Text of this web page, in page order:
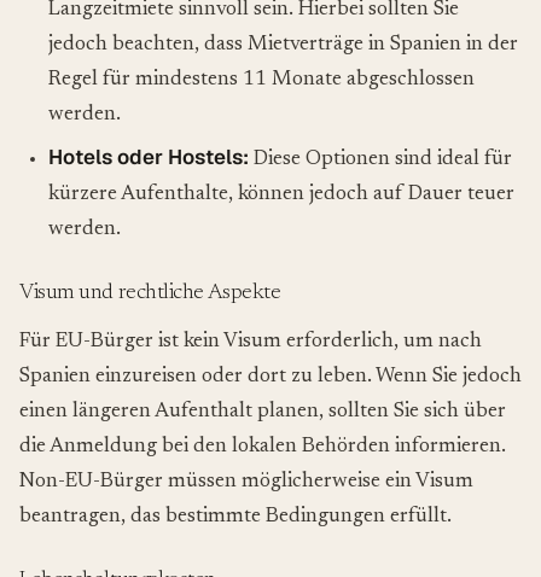
Langzeitmiete sinnvoll sein. Hierbei sollten Sie
jedoch beachten, dass Mietverträge in Spanien in der
Regel für mindestens 11 Monate abgeschlossen
werden.
Hotels oder Hostels: Diese Optionen sind ideal für
kürzere Aufenthalte, können jedoch auf Dauer teuer
werden.
Visum und rechtliche Aspekte
Für EU-Bürger ist kein Visum erforderlich, um nach
Spanien einzureisen oder dort zu leben. Wenn Sie jedoch
einen längeren Aufenthalt planen, sollten Sie sich über
die Anmeldung bei den lokalen Behörden informieren.
Non-EU-Bürger müssen möglicherweise ein Visum
beantragen, das bestimmte Bedingungen erfüllt.